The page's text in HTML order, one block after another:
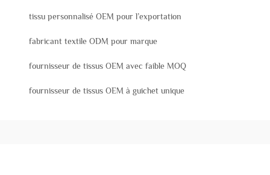
tissu personnalisé OEM pour l’exportation
fabricant textile ODM pour marque
fournisseur de tissus OEM avec faible MOQ
fournisseur de tissus OEM à guichet unique